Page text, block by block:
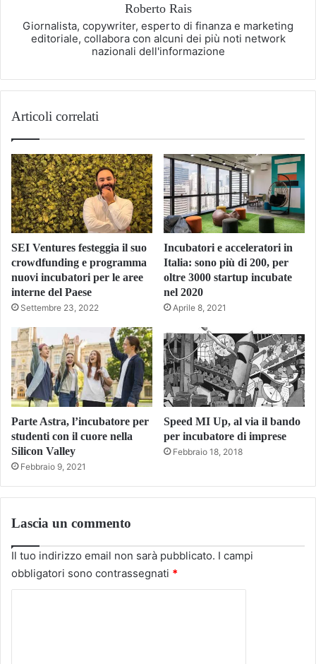
Roberto Rais
Giornalista, copywriter, esperto di finanza e marketing
editoriale, collabora con alcuni dei più noti network
nazionali dell'informazione
Articoli correlati
SEI Ventures festeggia il suo
crowdfunding e programma
nuovi incubatori per le aree
interne del Paese
Settembre 23, 2022
Incubatori e acceleratori in
Italia: sono più di 200, per
oltre 3000 startup incubate
nel 2020
Aprile 8, 2021
Parte Astra, l’incubatore per
studenti con il cuore nella
Silicon Valley
Febbraio 9, 2021
Speed MI Up, al via il bando
per incubatore di imprese
Febbraio 18, 2018
Lascia un commento
Il tuo indirizzo email non sarà pubblicato. I campi
obbligatori sono contrassegnati *